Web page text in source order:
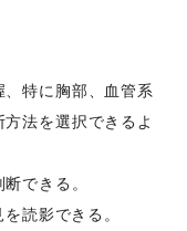
特に胸部、血管系
法を選択できるよ
できる。
読影できる。